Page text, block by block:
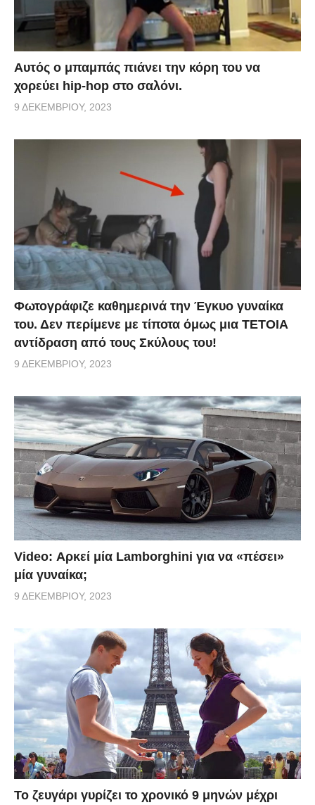
Αυτός ο μπαμπάς πιάνει την κόρη του να
χορεύει hip-hop στο σαλόνι.
9 ΔΕΚΕΜΒΡΊΟΥ, 2023
Φωτογράφιζε καθημερινά την Έγκυο γυναίκα
του. Δεν περίμενε με τίποτα όμως μια ΤΕΤΟΙΑ
αντίδραση από τους Σκύλους του!
9 ΔΕΚΕΜΒΡΊΟΥ, 2023
Video: Αρκεί μία Lamborghini για να «πέσει»
μία γυναίκα;
9 ΔΕΚΕΜΒΡΊΟΥ, 2023
Το ζευγάρι γυρίζει το χρονικό 9 μηνών μέχρι